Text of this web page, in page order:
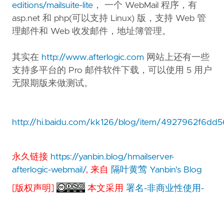
editions/mailsuite-lite ， 一个 WebMail 程序，有
asp.net 和 php(可以支持 Linux) 版，支持 Web 管
理邮件和 Web 收发邮件，地址簿管理。
其实在 http://www.afterlogic.com 网站上还有一些
支持多平台的 Pro 邮件软件下载，可以使用 5 用户
无限期版来做测试。
http://hi.baidu.com/kk126/blog/item/
永久链接 https://yanbin.blog/hmailserver-
afterlogic-webmail/, 来自 隔叶黄莺 Yanbin's Blog
[版权声明] 本文采用署名-非商业性使用-